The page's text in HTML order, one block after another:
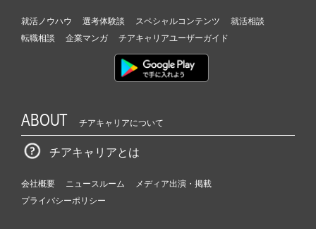
就活ノウハウ 選考体験談 スペシャルコンテンツ
就活相談
転職相談
企業マンガ チアキャリアユーザーガイド
ABOUT チアキャリアについて
チアキャリアとは
会社概要 ニュースルーム
メディア出演・掲載
プライバシーポリシー